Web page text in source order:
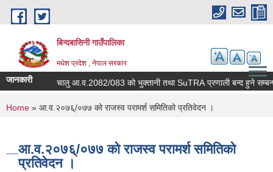
Skip to main content
बिन्दबासिनी गाउँपालिका
मधेश प्रदेश , नेपाल सरकार
जानकारी
। चालु आ.व.2082/083 को भुक्तानी तथा SuTRA प्रणाली बन्द हुने
You are here
Home » आ.व.२०७६्/०७७ को राजस्व परामर्श समितिको प्रतिवेदन ।
आ.व.२०७६्/०७७ को राजस्व परामर्श समितिको
प्रतिवेदन ।